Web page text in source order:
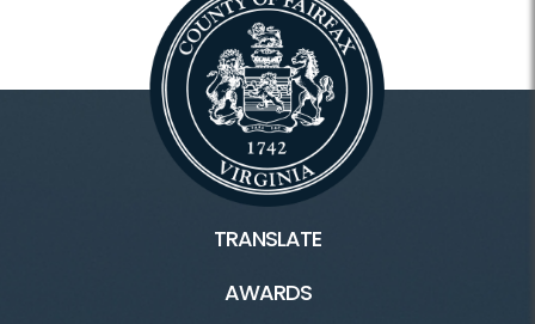
TRANSLATE
AWARDS